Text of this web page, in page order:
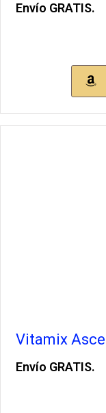
Envío GRATIS.
Vitamix
Envío GRATIS.